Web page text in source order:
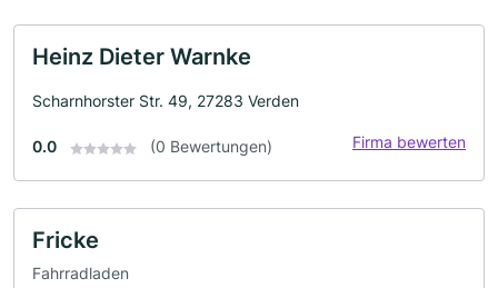
Heinz Dieter Warnke
Scharnhorster Str. 49, 27283 Verden
0.0 (0 Bewertungen) Firma bewerten
Fricke
Fahrradladen